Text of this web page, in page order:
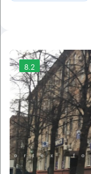
8.2